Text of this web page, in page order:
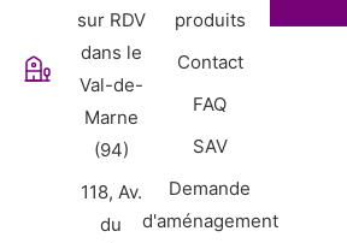
sur RDV
dans le
Val-de-
Marne
(94)
118, Av.
du
produits
Contact
FAQ
SAV
Demande
d'aménagement